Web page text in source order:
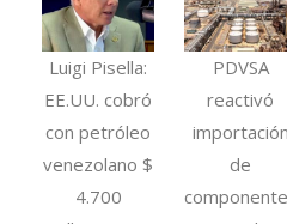
Luigi Pisella:
EE.UU. cobró
con petróleo
venezolano $
4.700
PDVSA
reactivó
importación
de